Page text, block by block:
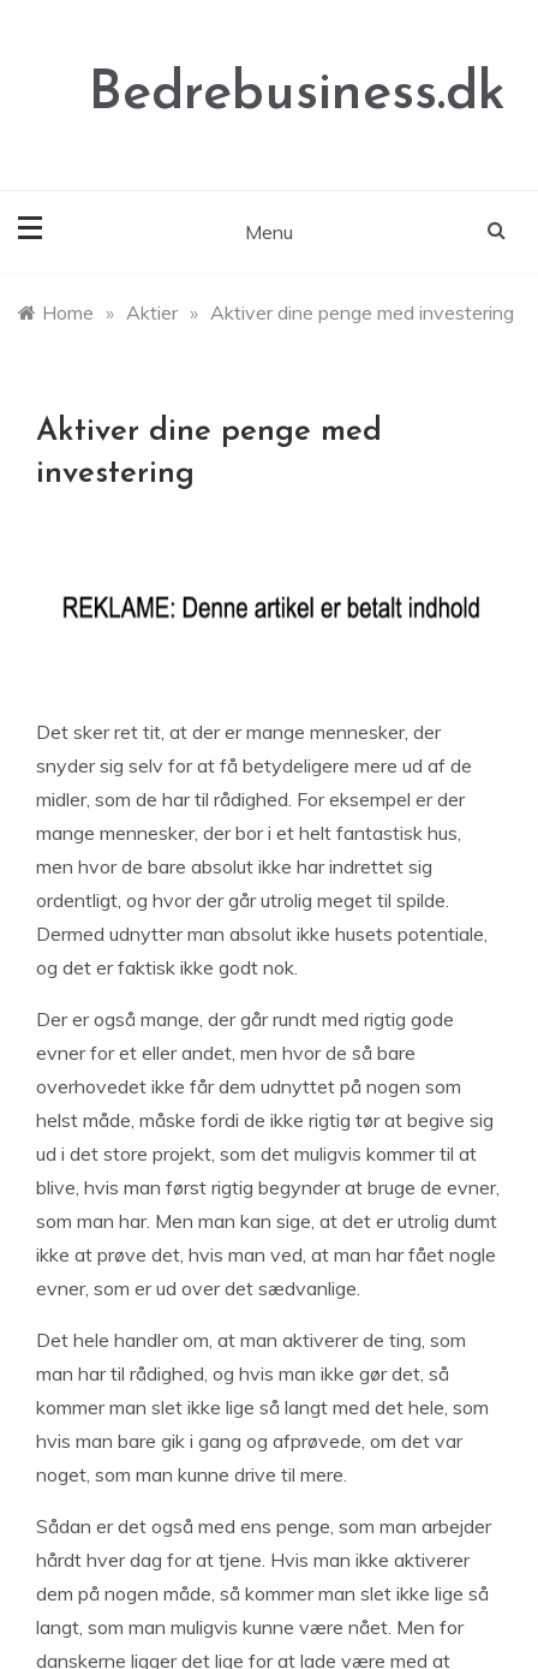
Bedrebusiness.dk
Menu
Home » Aktier » Aktiver dine penge med investering
Aktiver dine penge med
investering
Det sker ret tit, at der er mange mennesker, der
snyder sig selv for at få betydeligere mere ud af de
midler, som de har til rådighed. For eksempel er der
mange mennesker, der bor i et helt fantastisk hus,
men hvor de bare absolut ikke har indrettet sig
ordentligt, og hvor der går utrolig meget til spilde.
Dermed udnytter man absolut ikke husets potentiale,
og det er faktisk ikke godt nok.
Der er også mange, der går rundt med rigtig gode
evner for et eller andet, men hvor de så bare
overhovedet ikke får dem udnyttet på nogen som
helst måde, måske fordi de ikke rigtig tør at begive sig
ud i det store projekt, som det muligvis kommer til at
blive, hvis man først rigtig begynder at bruge de evner,
som man har. Men man kan sige, at det er utrolig dumt
ikke at prøve det, hvis man ved, at man har fået nogle
evner, som er ud over det sædvanlige.
Det hele handler om, at man aktiverer de ting, som
man har til rådighed, og hvis man ikke gør det, så
kommer man slet ikke lige så langt med det hele, som
hvis man bare gik i gang og afprøvede, om det var
noget, som man kunne drive til mere.
Sådan er det også med ens penge, som man arbejder
hårdt hver dag for at tjene. Hvis man ikke aktiverer
dem på nogen måde, så kommer man slet ikke lige så
langt, som man muligvis kunne være nået. Men for
danskerne ligger det lige for at lade være med at